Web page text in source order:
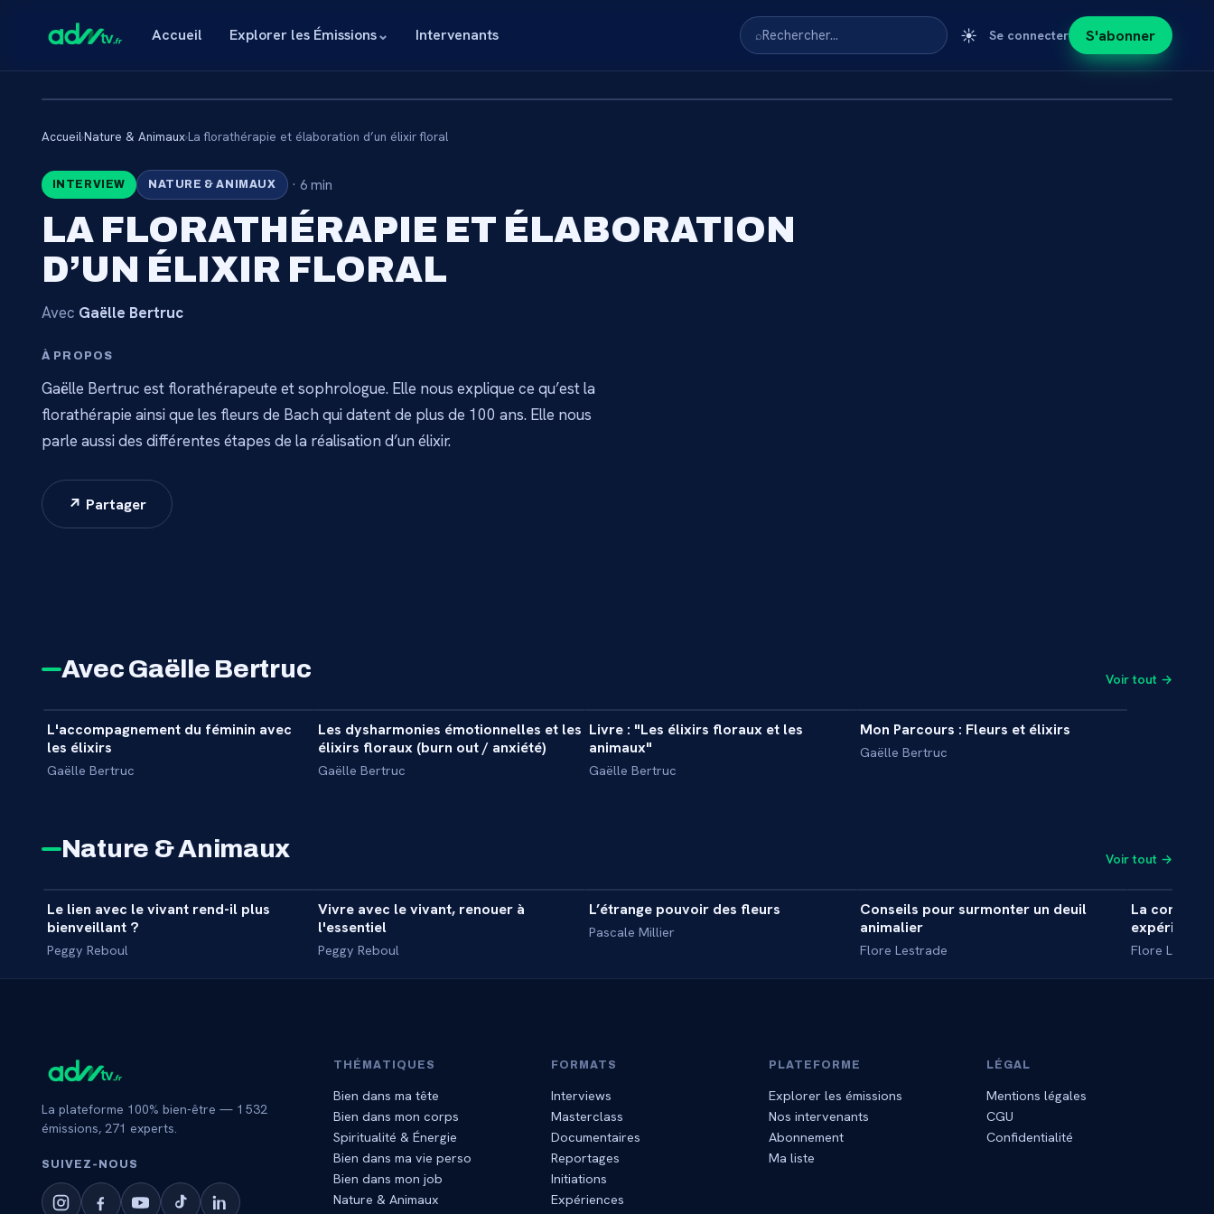
Accueil Explorer les Émissions⌄ Intervenants ⌕Rechercher… ☀️ Se connecter S'abonner
CONTENU RÉSERVÉ AUX
ABONNÉS
Connectez-vous via votre lien membre, ou abonnez-vous pour accéder au
Accueil›Nature & Animaux›La florathérapie et élaboration d’un élixir floral
INTERVIEW NATURE & ANIMAUX · 6 min
LA FLORATHÉRAPIE ET ÉLABORATION
D’UN ÉLIXIR FLORAL
Avec Gaëlle Bertruc
À PROPOS
Gaëlle Bertruc est florathérapeute et sophrologue. Elle nous explique ce qu’est la
florathérapie ainsi que les fleurs de Bach qui datent de plus de 100 ans. Elle nous
parle aussi des différentes étapes de la réalisation d’un élixir.
↗ Partager
Avec Gaëlle Bertruc Voir tout →
INTERVIEW
L'accompagnement du féminin avec
les élixirs
Gaëlle Bertruc
INTERVIEW
Les dysharmonies émotionnelles et les
élixirs floraux (burn out / anxiété)
Gaëlle Bertruc
INTERVIEW
Livre : "Les élixirs floraux et les
animaux"
Gaëlle Bertruc
INTERVIEW
Mon Parcours : Fleurs et élixirs
Gaëlle Bertruc
Nature & Animaux Voir tout →
INTERVIEW
Le lien avec le vivant rend-il plus
bienveillant ?
Peggy Reboul
INTERVIEW
Vivre avec le vivant, renouer à
l'essentiel
Peggy Reboul
INTERVIEW
L’étrange pouvoir des fleurs
Pascale Millier
INTERVIEW
Conseils pour surmonter un deuil
animalier
Flore Lestrade
La
expériences
Flore
La plateforme 100% bien-être — 1 532
émissions, 271 experts.
SUIVEZ‑NOUS
THÉMATIQUES
Bien dans ma tête
Bien dans mon corps
Spiritualité & Énergie
Bien dans ma vie perso
Bien dans mon job
Nature & Animaux
FORMATS
Interviews
Masterclass
Documentaires
Reportages
Initiations
Expériences
PLATEFORME
Explorer les émissions
Nos intervenants
Abonnement
Ma liste
LÉGAL
Mentions légales
CGU
Confidentialité